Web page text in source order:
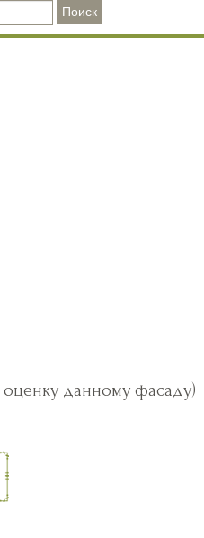
данному фасаду)